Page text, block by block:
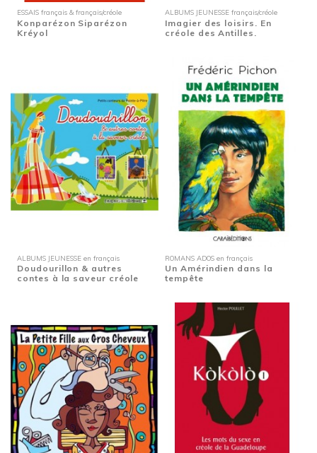
ESSAIS français & français/créole
Konparézon Siparézon
Kréyol
ALBUMS JEUNESSE français/créole
Imagier des loisirs. En
créole des Antilles.
ALBUMS JEUNESSE en français
Doudourillon & autres
contes à la saveur créole
ROMANS ADOS en français
Un Amérindien dans la
tempête